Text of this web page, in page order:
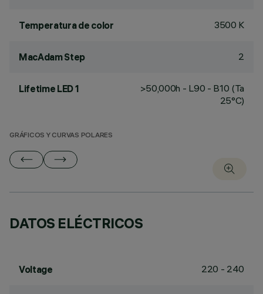
Temperatura de color 3500 K
MacAdam Step 2
Lifetime LED 1
>50,000h - L90 - B10 (Ta
25°C)
GRÁFICOS Y CURVAS POLARES
DATOS ELÉCTRICOS
Voltage 220 - 240